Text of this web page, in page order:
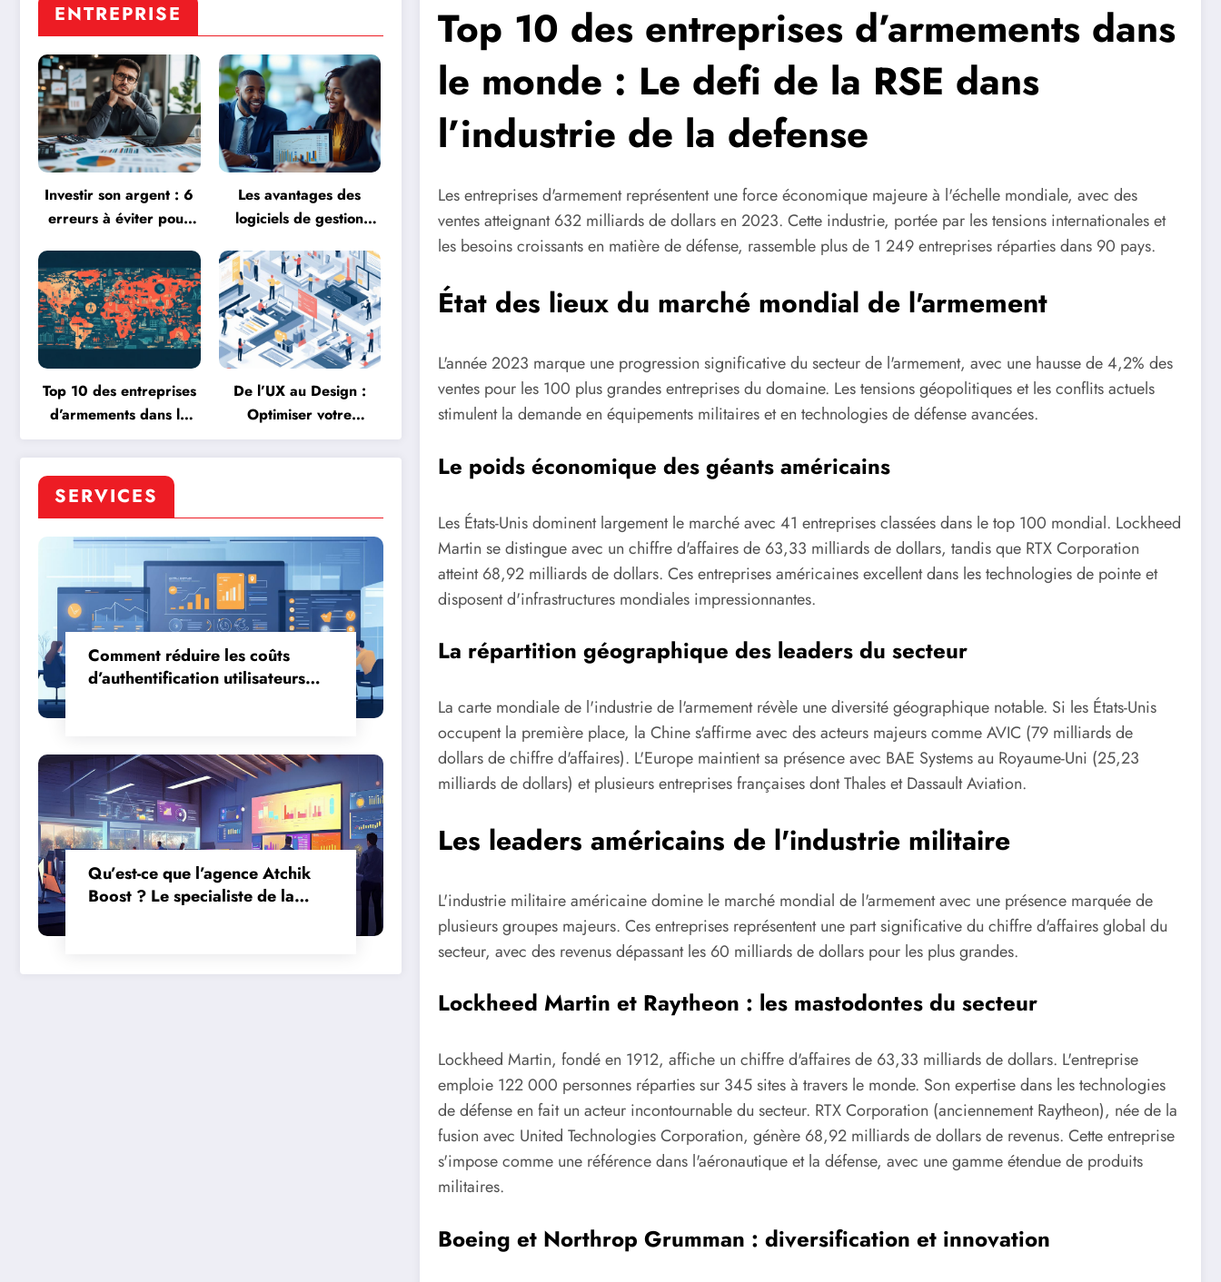
ENTREPRISE
Investir son argent : 6
erreurs à éviter pour
patrimoine des
commissions excessives
Les avantages des
logiciels de gestion
PME
Top 10 des entreprises
d’armements dans le
monde : Le defi de la
RSE dans l’industrie de
la defense
De l’UX au Design :
Optimiser votre
Collaboration avec une
Agence Projet Web
SERVICES
Comment réduire les coûts
d’authentification utilisateurs
Qu’est-ce que l’agence Atchik
Boost ? Le specialiste de la
Top 10 des entreprises d’armements dans
le monde : Le defi de la RSE dans
l’industrie de la defense
Les entreprises d'armement représentent une force économique majeure à l'échelle mondiale, avec des
ventes atteignant 632 milliards de dollars en 2023. Cette industrie, portée par les tensions internationales et
les besoins croissants en matière de défense, rassemble plus de 1 249 entreprises réparties dans 90 pays.
État des lieux du marché mondial de l'armement
L'année 2023 marque une progression significative du secteur de l'armement, avec une hausse de 4,2% des
ventes pour les 100 plus grandes entreprises du domaine. Les tensions géopolitiques et les conflits actuels
stimulent la demande en équipements militaires et en technologies de défense avancées.
Le poids économique des géants américains
Les États-Unis dominent largement le marché avec 41 entreprises classées dans le top 100 mondial. Lockheed
Martin se distingue avec un chiffre d'affaires de 63,33 milliards de dollars, tandis que RTX Corporation
atteint 68,92 milliards de dollars. Ces entreprises américaines excellent dans les technologies de pointe et
disposent d'infrastructures mondiales impressionnantes.
La répartition géographique des leaders du secteur
La carte mondiale de l'industrie de l'armement révèle une diversité géographique notable. Si les États-Unis
occupent la première place, la Chine s'affirme avec des acteurs majeurs comme AVIC (79 milliards de
dollars de chiffre d'affaires). L'Europe maintient sa présence avec BAE Systems au Royaume-Uni (25,23
milliards de dollars) et plusieurs entreprises françaises dont Thales et Dassault Aviation.
Les leaders américains de l'industrie militaire
L'industrie militaire américaine domine le marché mondial de l'armement avec une présence marquée de
plusieurs groupes majeurs. Ces entreprises représentent une part significative du chiffre d'affaires global du
secteur, avec des revenus dépassant les 60 milliards de dollars pour les plus grandes.
Lockheed Martin et Raytheon : les mastodontes du secteur
Lockheed Martin, fondé en 1912, affiche un chiffre d'affaires de 63,33 milliards de dollars. L'entreprise
emploie 122 000 personnes réparties sur 345 sites à travers le monde. Son expertise dans les technologies
de défense en fait un acteur incontournable du secteur. RTX Corporation (anciennement Raytheon), née de la
fusion avec United Technologies Corporation, génère 68,92 milliards de dollars de revenus. Cette entreprise
s'impose comme une référence dans l'aéronautique et la défense, avec une gamme étendue de produits
militaires.
Boeing et Northrop Grumman : diversification et innovation